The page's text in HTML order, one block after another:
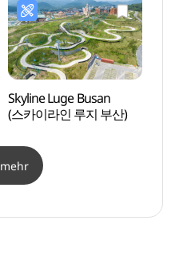
Skyline Luge Busan
(스카이라인 루지 부산)
mehr